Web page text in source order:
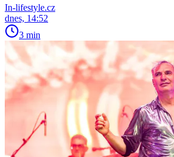
In-lifestyle.cz
dnes, 14:52
3 min